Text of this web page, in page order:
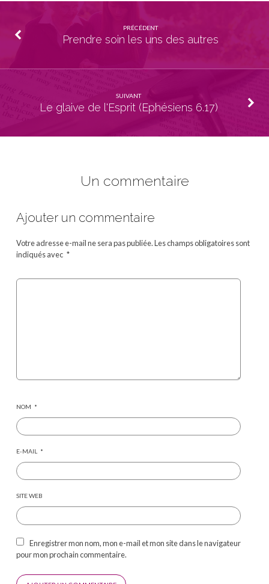
PRÉCÉDENT
Prendre soin les uns des autres
SUIVANT
Le glaive de l'Esprit (Ephésiens 6.17)
Un commentaire
Ajouter un commentaire
Votre adresse e-mail ne sera pas publiée.Les champs obligatoires sont
indiqués avec *
NOM *
E-MAIL *
SITE WEB
Enregistrer mon nom, mon e-mail et mon site dans le navigateur
pour mon prochain commentaire.